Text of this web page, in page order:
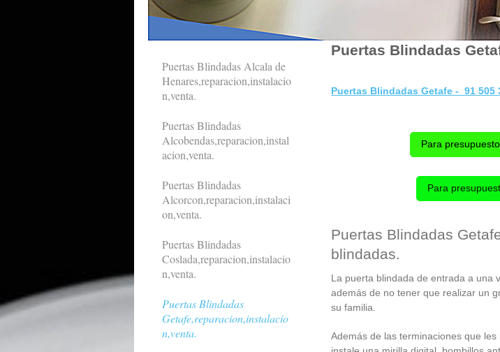
Puertas Blindadas
Puertas Blindadas Getafe - 91 505
Para
Para
Puertas Blindadas
blindadas.
La puerta blindada de entrada a una
además de no tener que realizar un
su familia.
Además de las terminaciones que
Puertas Blindadas Alcala de
Henares,reparacion,instalacio
n,venta.
Puertas Blindadas
Alcobendas,reparacion,instal
acion,venta.
Puertas Blindadas
Alcorcon,reparacion,instalaci
on,venta.
Puertas Blindadas
Coslada,reparacion,instalacio
n,venta.
Puertas Blindadas
Getafe,reparacion,instalacio
n,venta.